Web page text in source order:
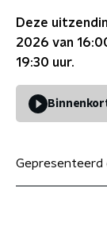
Deze
2026 van
19:30 uur.
Gepresenteerd